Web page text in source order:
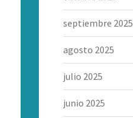
septiembre 2025
agosto 2025
julio 2025
junio 2025